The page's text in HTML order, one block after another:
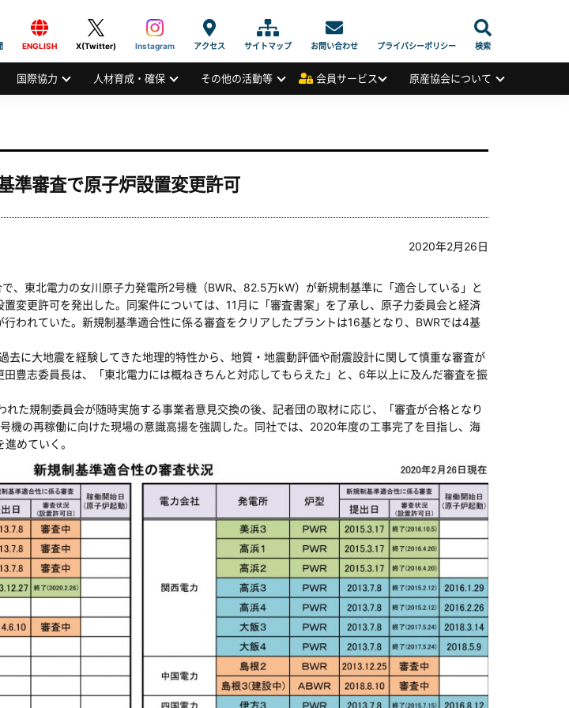
INC.
ENGLISH X(Twitter) Instagram アクセス サイトマップ お問い合わせ プライバシーポリシー 検索
国際協力 人材育成・確保 その他の活動等 会員サービス 原産協会について
準審査で原子炉設置変更許可
2020年2月26日
、東北電力の女川原子力発電所2号機（BWR、82.5万kW）が新規制基準に「適合している」と
変更許可を発出した。同案件については、11月に「審査書案」を了承し、原子力委員会と経済
われていた。新規制基準適合性に係る審査をクリアしたプラントは16基となり、BWRでは4基
に大地震を経験してきた地理的特性から、地質・地震動評価や耐震設計に関して慎重な審査が
豊志委員長は、「東北電力には概ねきちんと対応してもらえた」と、6年以上に及んだ審査を振
た規制委員会が随時実施する事業者意見交換の後、記者団の取材に応じ、「審査が合格となり
機の再稼働に向けた現場の意識高揚を強調した。同社では、2020年度の工事完了を目指し、海
めていく。